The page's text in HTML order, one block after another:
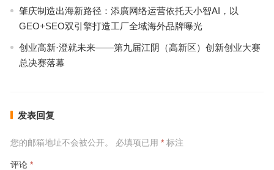
肇庆制造出海新路径：添廣网络运营依托天小智AI，以
GEO+SEO双引擎打造工厂全域海外品牌曝光
创业高新·澄就未来——第九届江阴（高新区）创新创业大赛
总决赛落幕
发表回复
您的邮箱地址不会被公开。 必填项已用 *标注
评论 *